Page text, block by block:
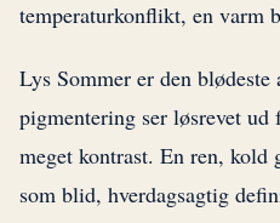
temperaturkonflikt, en varm
Lys Sommer er den
pigmentering ser løsrevet
meget kontrast. En ren, kold
som blid, hverdagsagtig